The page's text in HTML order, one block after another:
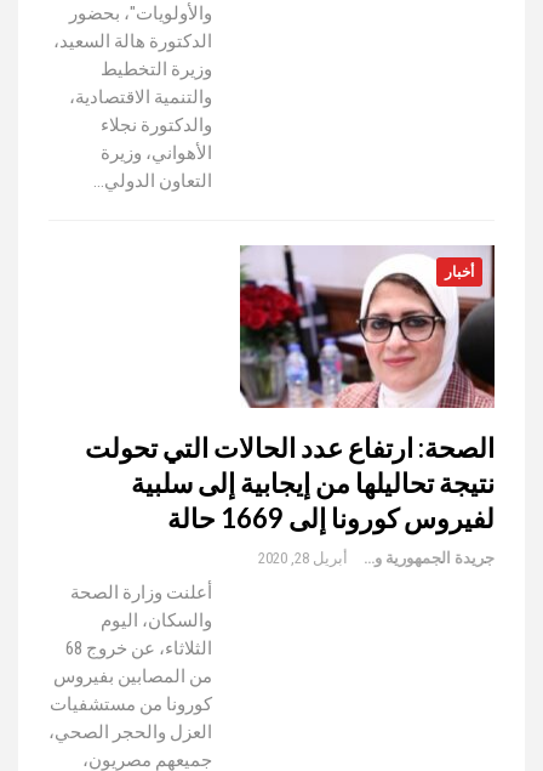
والأولويات"، بحضور
الدكتورة هالة السعيد،
وزيرة التخطيط
والتنمية الاقتصادية،
والدكتورة نجلاء
الأهواني، وزيرة
التعاون الدولي…
أخبار
الصحة: ارتفاع عدد الحالات التي تحولت
نتيجة تحاليلها من إيجابية إلى سلبية
لفيروس كورونا إلى 1669 حالة
جريدة الجمهورية والعالم أبريل 28, 2020
أعلنت وزارة الصحة
والسكان، اليوم
الثلاثاء، عن خروج 68
من المصابين بفيروس
كورونا من مستشفيات
العزل والحجر الصحي،
جميعهم مصريون،